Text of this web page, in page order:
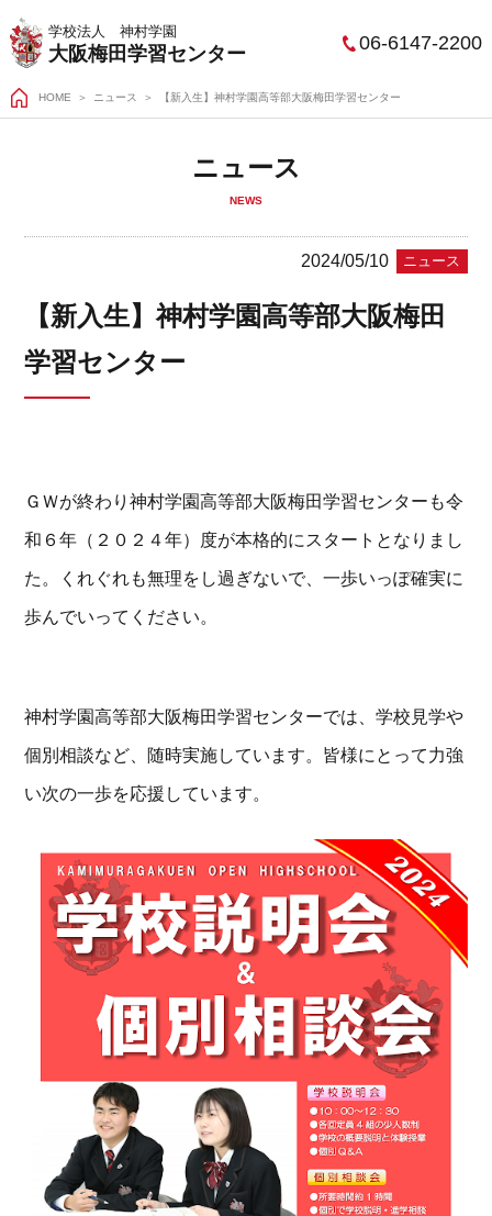
学校法人 神村学園
大阪梅田学習センター 06-6147-2200
HOME ＞ ニュース 【新入生】神村学園高等部大阪梅田学習センター
ニュース
NEWS
2024/05/10 ニュース
【新入生】神村学園高等部大阪梅田
学習センター
ＧＷが終わり神村学園高等部大阪梅田学習センターも令
和６年（２０２４年）度が本格的にスタートとなりまし
た。くれぐれも無理をし過ぎないで、一歩いっぽ確実に
歩んでいってください。
神村学園高等部大阪梅田学習センターでは、学校見学や
個別相談など、随時実施しています。皆様にとって力強
い次の一歩を応援しています。